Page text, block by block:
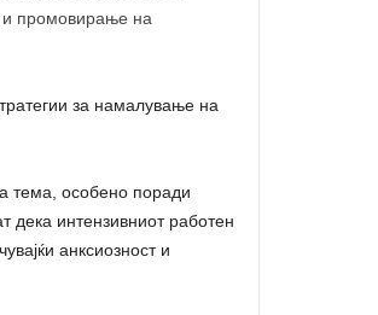
и промовирање на
за намалување на
тема, особено поради
дека интензивниот работен
анксиозност и